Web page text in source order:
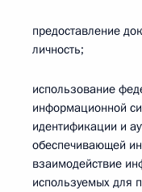
предоставление
личность;
использование
информационной
идентификации и
обеспечивающей
взаимодействие
используемых для